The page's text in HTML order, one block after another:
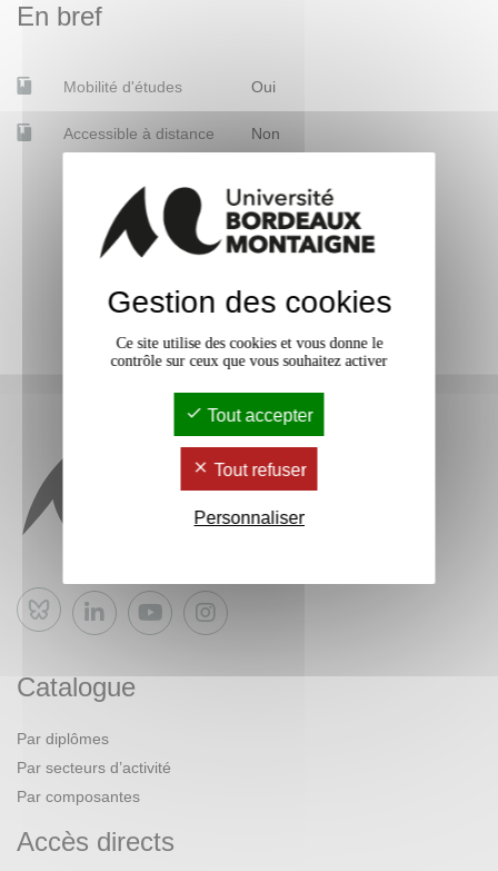
En bref
Mobilité d'études Oui
Accessible à distance Non
Bluesky
Catalogue
Par diplômes
Par secteurs d’activité
Par composantes
Accès directs
Gestion des cookies
Ce site utilise des cookies et vous donne le
contrôle sur ceux que vous souhaitez activer
Tout accepter
Tout refuser
Personnaliser